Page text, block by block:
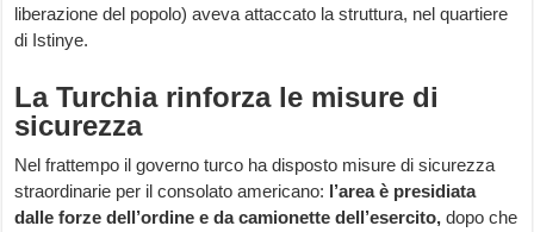
liberazione del popolo) aveva attaccato la struttura, nel quartiere
di Istinye.
La Turchia rinforza le misure di
sicurezza
Nel frattempo il governo turco ha disposto misure di sicurezza
straordinarie per il consolato americano: l’area è presidiata
dalle forze dell’ordine e da camionette dell’esercito, dopo che